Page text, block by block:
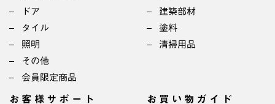
ドア
タイル
照明
その他
会員限定商品
建築部材
塗料
清掃用品
お客様サポート お買い物ガイド